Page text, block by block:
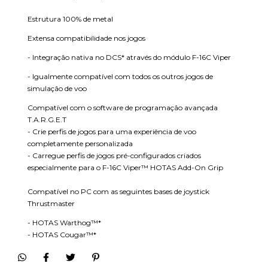
Estrutura 100% de metal
Extensa compatibilidade nos jogos
- Integração nativa no DCS* através do módulo F-16C Viper
- Igualmente compatível com todos os outros jogos de
simulação de voo
Compatível com o software de programação avançada
T.A.R.G.E.T
- Crie perfis de jogos para uma experiência de voo
completamente personalizada
- Carregue perfis de jogos pré-configurados criados
especialmente para o F-16C Viper™ HOTAS Add-On Grip
Compatível no PC com as seguintes bases de joystick
Thrustmaster
- HOTAS Warthog™*
- HOTAS Cougar™*